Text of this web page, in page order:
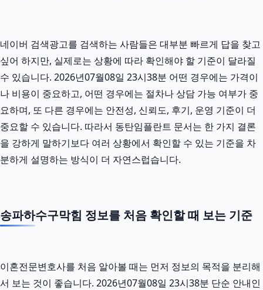
네이버 검색광고를 검색하는 사람들은 대부분 빠르게 답을 찾고
싶어 하지만, 실제로는 상황에 따라 확인해야 할 기준이 달라질
수 있습니다. 2026년07월08일 23시38분 어떤 경우에는 가격이
나 비용이 중요하고, 어떤 경우에는 절차나 상담 가능 여부가 중
요하며, 또 다른 경우에는 안전성, 신뢰도, 후기, 운영 기준이 더
중요할 수 있습니다. 따라서 동탄임플란트 문서는 한 가지 결론
을 강하게 말하기보다 여러 상황에서 확인할 수 있는 기준을 차
분하게 설명하는 방식이 더 자연스럽습니다.
송파하수구막힘 정보를 처음 확인할 때 보는 기준
이혼전문변호사를 처음 알아볼 때는 먼저 정보의 목적을 분리해
서 보는 것이 좋습니다. 2026년07월08일 23시38분 단순 안내인